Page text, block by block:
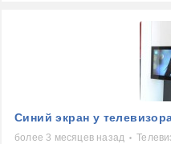
Синий экран у
более 3 месяцев назад